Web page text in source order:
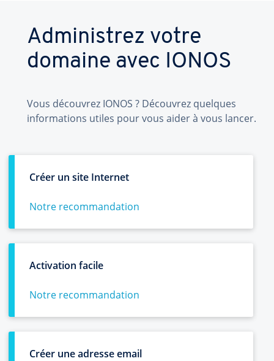
Administrez votre
domaine avec IONOS
Vous découvrez IONOS ? Découvrez quelques
informations utiles pour vous aider à vous lancer.
Créer un site Internet
Notre recommandation
Activation facile
Notre recommandation
Créer une adresse email